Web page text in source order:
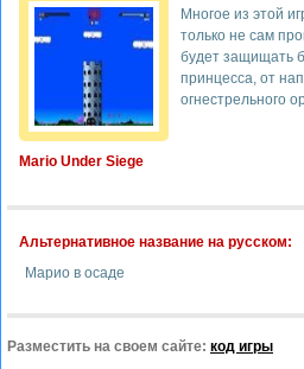
Mario Under Siege
Многое из этой
только не сам
будет защищать
принцесса, от
огнестрельного
Альтернативное название на русском:
Марио в осаде
Разместить на своем сайте: код игры